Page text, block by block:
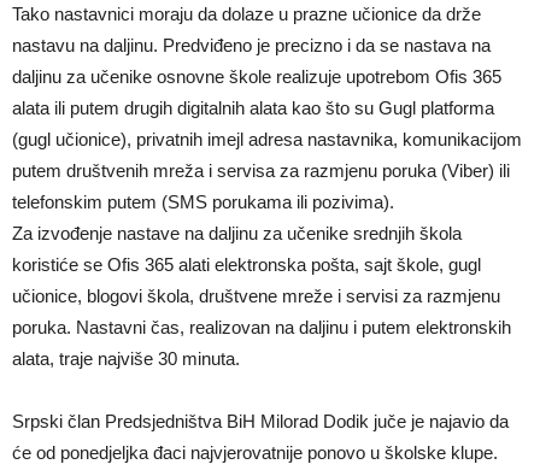
Tako nastavnici moraju da dolaze u prazne učionice da drže
nastavu na daljinu. Predviđeno je precizno i da se nastava na
daljinu za učenike osnovne škole realizuje upotrebom Ofis 365
alata ili putem drugih digitalnih alata kao što su Gugl platforma
(gugl učionice), privatnih imejl adresa nastavnika, komunikacijom
putem društvenih mreža i servisa za razmjenu poruka (Viber) ili
telefonskim putem (SMS porukama ili pozivima).
Za izvođenje nastave na daljinu za učenike srednjih škola
koristiće se Ofis 365 alati elektronska pošta, sajt škole, gugl
učionice, blogovi škola, društvene mreže i servisi za razmjenu
poruka. Nastavni čas, realizovan na daljinu i putem elektronskih
alata, traje najviše 30 minuta.
Srpski član Predsjedništva BiH Milorad Dodik juče je najavio da
će od ponedjeljka đaci najvjerovatnije ponovo u školske klupe.